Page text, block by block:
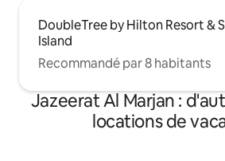
DoubleTree by Hilton Resort &
Island
Recommandé par 8 habitants
Jazeerat Al Marjan :
locations de